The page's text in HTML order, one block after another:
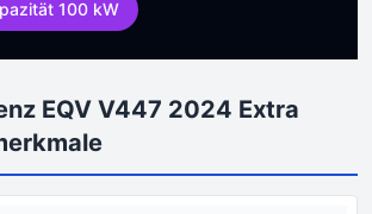
100 kW
EQV V447 2024 Extra